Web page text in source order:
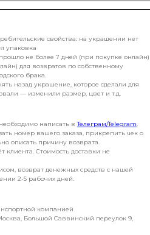
свойства: на украшении нет
упаковка
не более 7 дней (при покупке онлайн)
для возвратов по собственному
брака.
назад украшение, которое сделали для
— изменили размер, цвет и т.д.
написать вТелеграм/Telegram.
номер вашего заказа, прикрепить чек о
описать причину возврата.
клиента. Стоимость доставки не
возврат денежных средств с нашей
2-5 рабочих дней.
компанией
Большой Саввинский переулок 9,